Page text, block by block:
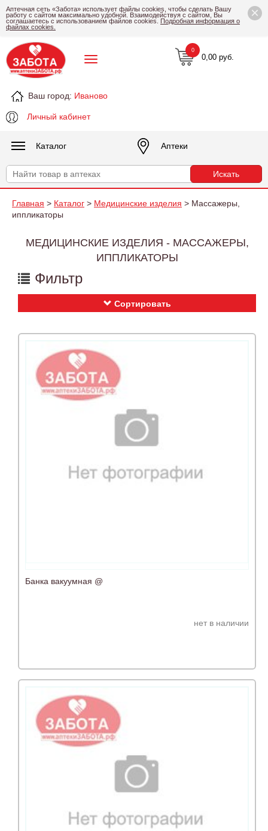
×
Аптечная сеть «Забота» использует файлы cookies, чтобы сделать Вашу
работу с сайтом максимально удобной. Взаимодействуя с сайтом, Вы
соглашаетесь с использованием файлов cookies. Подробная информация о
файлах cookies.
Ваш город: Иваново
Личный кабинет
0,00 руб.
0
Каталог Аптеки
Главная > Каталог > Медицинские изделия > Массажеры,
иппликаторы
МЕДИЦИНСКИЕ ИЗДЕЛИЯ - МАССАЖЕРЫ,
ИППЛИКАТОРЫ
Фильтр
Сортировать
Банка вакуумная @
нет в наличии